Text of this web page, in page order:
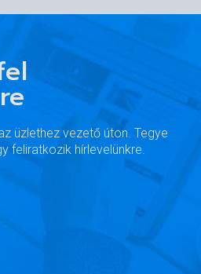
üzlethez vezető úton. Tegye
feliratkozik hírlevelünkre.